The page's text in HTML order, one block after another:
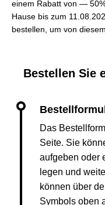
einem Rabatt von —
Hause bis zum
bestellen, um von
Bestellen Sie
Das
Seite. Sie
aufgeben oder
legen und
können über
Symbols oben